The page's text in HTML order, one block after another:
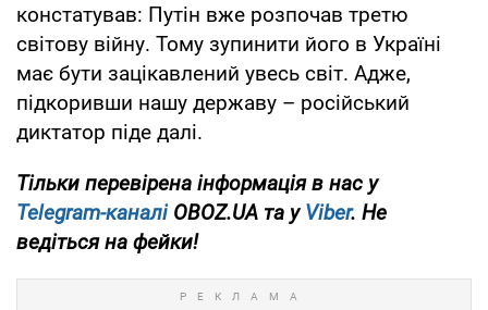
констатував: Путін вже розпочав третю
світову війну. Тому зупинити його в Україні
має бути зацікавлений увесь світ. Адже,
підкоривши нашу державу – російський
диктатор піде далі.
Тільки перевірена інформація в нас у
Telegram-каналіOBOZ.UA та уViber. Не
ведіться на фейки!